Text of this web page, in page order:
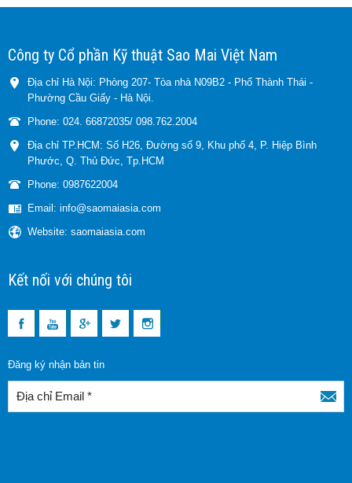
Công ty Cổ phần Kỹ thuật Sao Mai Việt Nam
Địa chỉ Hà Nội: Phòng 207- Tòa nhà N09B2 - Phố Thành Thái -
Phường Cầu Giấy - Hà Nội.
Phone: 024. 66872035/ 098.762.2004
Địa chỉ TP.HCM: Số H26, Đường số 9, Khu phố 4, P. Hiệp Bình
Phước, Q. Thủ Đức, Tp.HCM
Phone: 0987622004
Email: info@saomaiasia.com
Website: saomaiasia.com
Kết nối với chúng tôi
Đăng ký nhận bản tin